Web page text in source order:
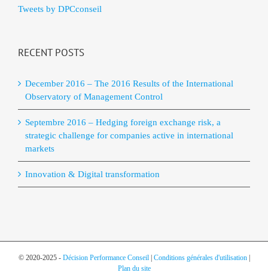
Tweets by DPCconseil
RECENT POSTS
December 2016 – The 2016 Results of the International
Observatory of Management Control
Septembre 2016 – Hedging foreign exchange risk, a
strategic challenge for companies active in international
markets
Innovation & Digital transformation
© 2020-2025 - Décision Performance Conseil| Conditions générales d'utilisation|
Plan du site